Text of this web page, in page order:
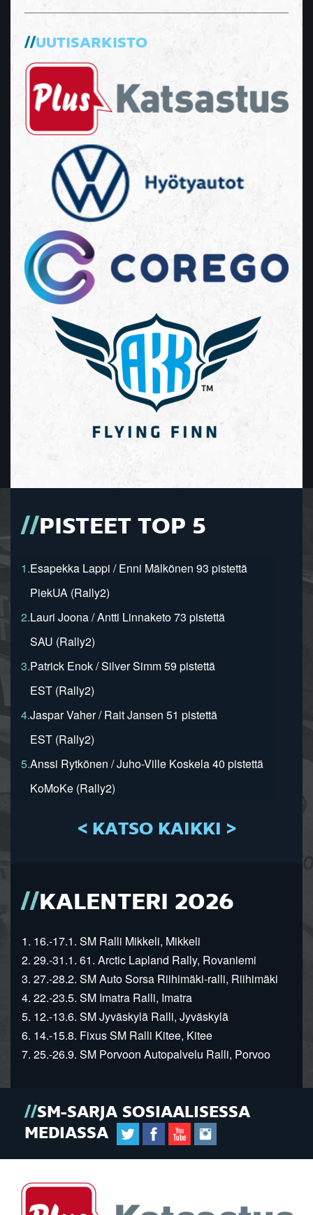
UUTISARKISTO
PISTEET TOP 5
1.Esapekka Lappi / Enni Mälkönen 93 pistettä
PiekUA (Rally2)
2.Lauri Joona / Antti Linnaketo 73 pistettä
SAU (Rally2)
3.Patrick Enok / Silver Simm 59 pistettä
EST (Rally2)
4.Jaspar Vaher / Rait Jansen 51 pistettä
EST (Rally2)
5.Anssi Rytkönen / Juho-Ville Koskela 40 pistettä
KoMoKe (Rally2)
< KATSO KAIKKI >
KALENTERI 2026
1. 16.-17.1. SM Ralli Mikkeli, Mikkeli
2. 29.-31.1. 61. Arctic Lapland Rally, Rovaniemi
3. 27.-28.2. SM Auto Sorsa Riihimäki-ralli, Riihimäki
4. 22.-23.5. SM Imatra Ralli, Imatra
5. 12.-13.6. SM Jyväskylä Ralli, Jyväskylä
6. 14.-15.8. Fixus SM Ralli Kitee, Kitee
7. 25.-26.9. SM Porvoon Autopalvelu Ralli, Porvoo
SM-SARJA SOSIAALISESSA
MEDIASSA